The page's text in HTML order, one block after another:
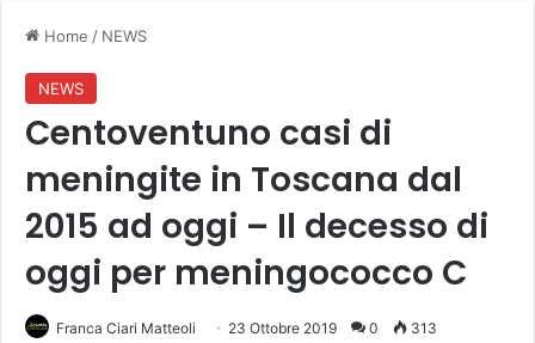
Home / NEWS
NEWS
Centoventuno casi di
meningite in Toscana dal
2015 ad oggi – Il decesso di
oggi per meningococco C
Franca Ciari Matteoli 23 Ottobre 2019 0 313